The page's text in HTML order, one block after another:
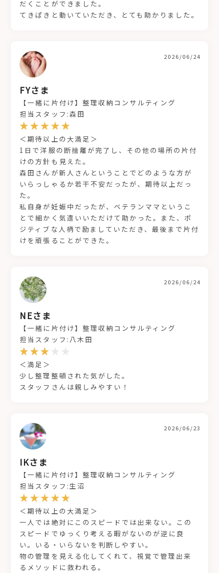
だくことができました。
てきぱきと動いていただき、とても助かりました。
FYさま
2026/06/24
【一緒に片付け】整理収納コンサルティング
担当スタッフ:森田
＜期待以上の大満足＞
1日で洋服の断捨離が完了し、その他の場所の片付
けの方針も見えた。
森田さんが新人さんということでどのような方が
いらっしゃるか若干不安だったが、期待以上だっ
た。
私自身が妊娠中だったが、ベテランママというこ
とで細かく気遣いいただけて助かった。また、ポ
ジティブな人柄で励ましていただき、最後まで片付
けを頑張ることができた。
NEさま
2026/06/24
【一緒に片付け】整理収納コンサルティング
担当スタッフ:八木田
＜満足＞
少し整理整頓された気がした。
スタッフさんは親しみやすい！
IKさま
2026/06/23
【一緒に片付け】整理収納コンサルティング
担当スタッフ:生沼
＜期待以上の大満足＞
一人では絶対にこのスピードでは出来ない。この
スピードでゆっくり考える暇がないのが逆に良
い。いる・いらないを判断しやすい。
物の管理を見える化してくれて、視覚で管理出来
るメソッドに救われる。